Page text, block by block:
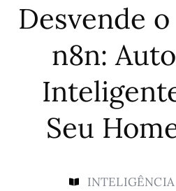
Desvende
n8n:
Seu